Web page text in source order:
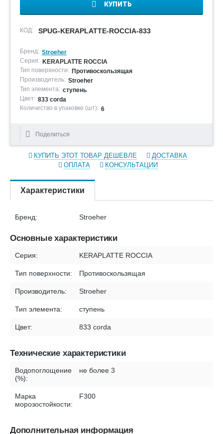
КУПИТЬ
КОД: SPUG-KERAPLATTE-ROCCIA-833
Бренд: Stroeher
Серия: KERAPLATTE ROCCIA
Тип поверхности: Противоскользящая
Производитель: Stroeher
Тип элемента: ступень
Цвет: 833 corda
Количество в упаковке (шт): 6
Поделиться
КУПИТЬ ЭТОТ ТОВАР ДЕШЕВЛЕ
ДОСТАВКА
ОПЛАТА
КОНСУЛЬТАЦИИ
Характеристики
Бренд: Stroeher
Основные характеристики
Серия: KERAPLATTE ROCCIA
Тип поверхности: Противоскользящая
Производитель: Stroeher
Тип элемента: ступень
Цвет: 833 corda
Технические характеристики
Водопоглощение
(%):
не более 3
Марка
морозостойкости:
F300
Дополнительная информация